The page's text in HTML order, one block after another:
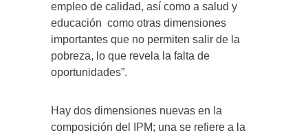
empleo de calidad, así como a salud y
educación como otras dimensiones
importantes que no permiten salir de la
pobreza, lo que revela la falta de
oportunidades”.
Hay dos dimensiones nuevas en la
composición del IPM; una se refiere a la